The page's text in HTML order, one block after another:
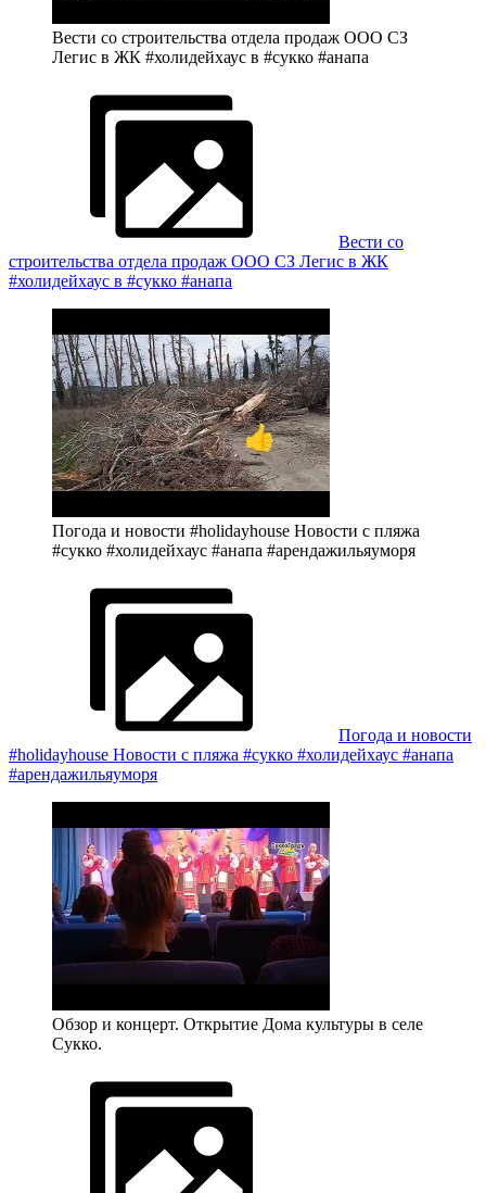
Вести со строительства отдела продаж ООО СЗ
Легис в ЖК #холидейхаус в #сукко #анапа
Вести со
строительства отдела продаж ООО СЗ Легис в ЖК
#холидейхаус в #сукко #анапа
Погода и новости #holidayhouse Новости с пляжа
#сукко #холидейхаус #анапа #арендажильяуморя
Погода и новости
#holidayhouse Новости с пляжа #сукко #холидейхаус #анапа
#арендажильяуморя
Обзор и концерт. Открытие Дома культуры в селе
Сукко.